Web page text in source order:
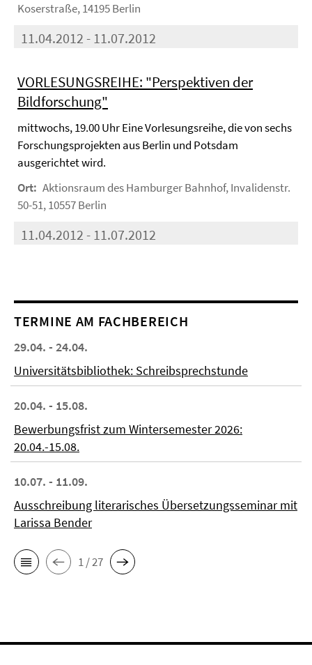
Koserstraße, 14195 Berlin
11.04.2012 - 11.07.2012
VORLESUNGSREIHE: "Perspektiven der
Bildforschung"
mittwochs, 19.00 Uhr Eine Vorlesungsreihe, die von sechs
Forschungsprojekten aus Berlin und Potsdam
ausgerichtet wird.
Ort: Aktionsraum des Hamburger Bahnhof, Invalidenstr.
50-51, 10557 Berlin
11.04.2012 - 11.07.2012
TERMINE AM FACHBEREICH
29.04. - 24.04.
Universitätsbibliothek: Schreibsprechstunde
20.04. - 15.08.
Bewerbungsfrist zum Wintersemester 2026:
20.04.-15.08.
10.07. - 11.09.
Ausschreibung literarisches Übersetzungsseminar mit
Larissa Bender
1 / 27